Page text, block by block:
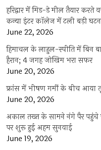
हरिद्वार में मिड-डे मील तैयार
कन्या इंटर कॉलेज में टली बड़ी
June 22, 2026
हिमाचल के लाहुल-स्पीति में बिन
हैरान; 4 जगह जोखिम भरा सफर
June 20, 2026
फ्रांस में भीषण गर्मी के बीच आया
June 20, 2026
अकाल तख्त के सामने नंगे पैर पहुंचे
पर शुरू हुई अहम सुनवाई
June 19, 2026